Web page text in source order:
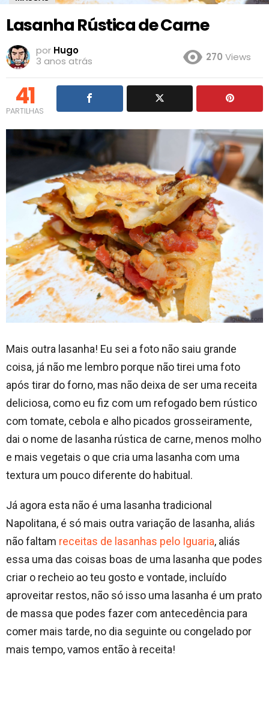
Lasanha Rústica de Carne
por Hugo
3 anos atrás
270 Views
41
PARTILHAS
Mais outra lasanha! Eu sei a foto não saiu grande
coisa, já não me lembro porque não tirei uma foto
após tirar do forno, mas não deixa de ser uma receita
deliciosa, como eu fiz com um refogado bem rústico
com tomate, cebola e alho picados grosseiramente,
dai o nome de lasanha rústica de carne, menos molho
e mais vegetais o que cria uma lasanha com uma
textura um pouco diferente do habitual.
Já agora esta não é uma lasanha tradicional
Napolitana, é só mais outra variação de lasanha, aliás
não faltam receitas de lasanhas pelo Iguaria, aliás
essa uma das coisas boas de uma lasanha que podes
criar o recheio ao teu gosto e vontade, incluído
aproveitar restos, não só isso uma lasanha é um prato
de massa que podes fazer com antecedência para
comer mais tarde, no dia seguinte ou congelado por
mais tempo, vamos então à receita!